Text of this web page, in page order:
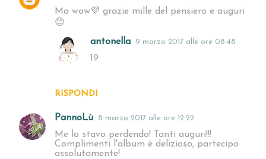
Ma wow💜 grazie mille del pensiero e auguri
😊
RISPONDI
antonella 9 marzo 2017 alle ore 08:48
19
PannoLù 8 marzo 2017 alle ore 12:22
Me lo stavo perdendo! Tanti auguri!!!
Complimenti l'album è delizioso, partecipo
assolutamente!